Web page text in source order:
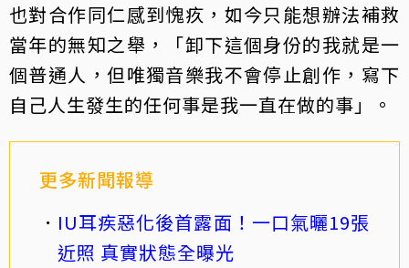
也對合作同仁感到愧疚，如今只能想辦法補救
當年的無知之舉，「卸下這個身份的我就是一
個普通人，但唯獨音樂我不會停止創作，寫下
自己人生發生的任何事是我一直在做的事」。
更多新聞報導
IU耳疾惡化後首露面！一口氣曬19張
近照 真實狀態全曝光